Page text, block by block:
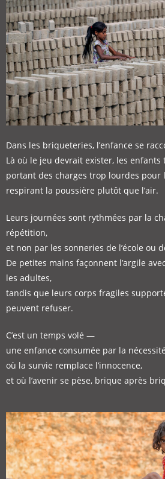
Dans les briqueteries, l’enfance se
Là où le jeu devrait exister, les enfants
portant des charges trop lourdes pour
respirant la poussière plutôt que l’air.
Leurs journées sont rythmées par la
répétition,
et non par les sonneries de l’école ou
De petites mains façonnent l’argile
les adultes,
tandis que leurs corps fragiles
peuvent refuser.
C’est un temps volé —
une enfance consumée par la
où la survie remplace l’innocence,
et où l’avenir se pèse, brique après